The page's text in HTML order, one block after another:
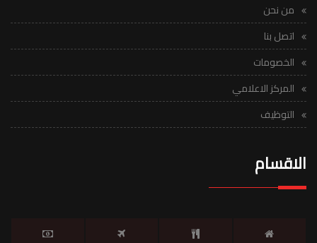
من نحن
اتصل بنا
الخصومات
المركز الاعلامي
التوظيف
الاقسام